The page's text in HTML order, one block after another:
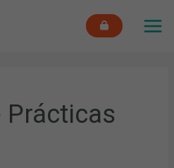
Prácticas